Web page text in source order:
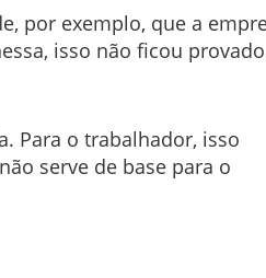
por exemplo, que a
isso não ficou
Para o trabalhador, isso
serve de base para o